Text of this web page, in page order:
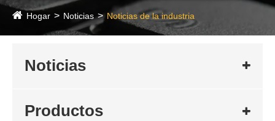
Hogar Noticias Noticias de la industria
Noticias
Productos